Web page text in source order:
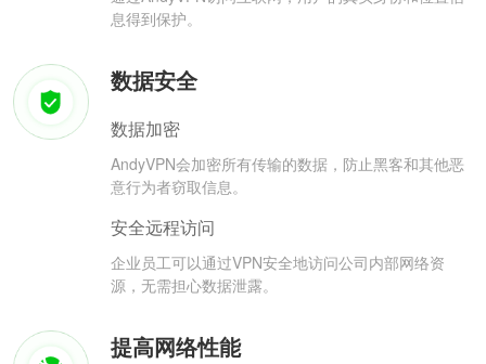
息得到保护。
数据安全
数据加密
AndyVPN会加密所有传输的数据，防止黑客和其他恶
意行为者窃取信息。
安全远程访问
企业员工可以通过VPN安全地访问公司内部网络资
源，无需担心数据泄露。
提高网络性能